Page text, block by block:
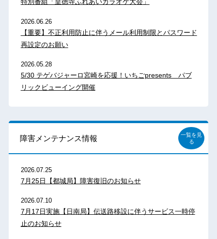
特別番組「皇徳寺ふれあいカラオケ大会」
2026.06.26
【重要】不正利用防止に伴うメール利用制限とパスワード
再設定のお願い
2026.05.28
5/30 テゲバジャーロ宮崎を応援！いちごpresents パブ
リックビューイング開催
障害メンテナンス情報
一覧を見
る
2026.07.25
7月25日【都城局】障害復旧のお知らせ
2026.07.10
7月17日実施【日南局】伝送路移設に伴うサービス一時停
止のお知らせ